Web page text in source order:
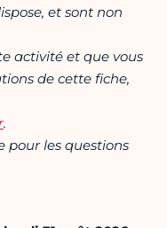
et sont non
activité et que vous
de cette fiche,
.
pour les questions